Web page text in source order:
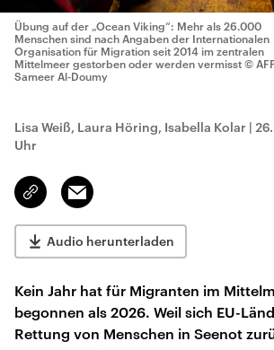
Übung auf der „Ocean Viking“: Mehr als 26.000
Menschen sind nach Angaben der Internationalen
Organisation für Migration seit 2014 im zentralen
Mittelmeer gestorben oder werden vermisst ©
Sameer Al-Doumy
Lisa Weiß, Laura Höring, Isabella Kolar |
Uhr
Link
kopieren/teilen
Email
Audio herunterladen
Kein Jahr hat für Migranten im
begonnen als 2026. Weil sich EU-
Rettung von Menschen in Seenot